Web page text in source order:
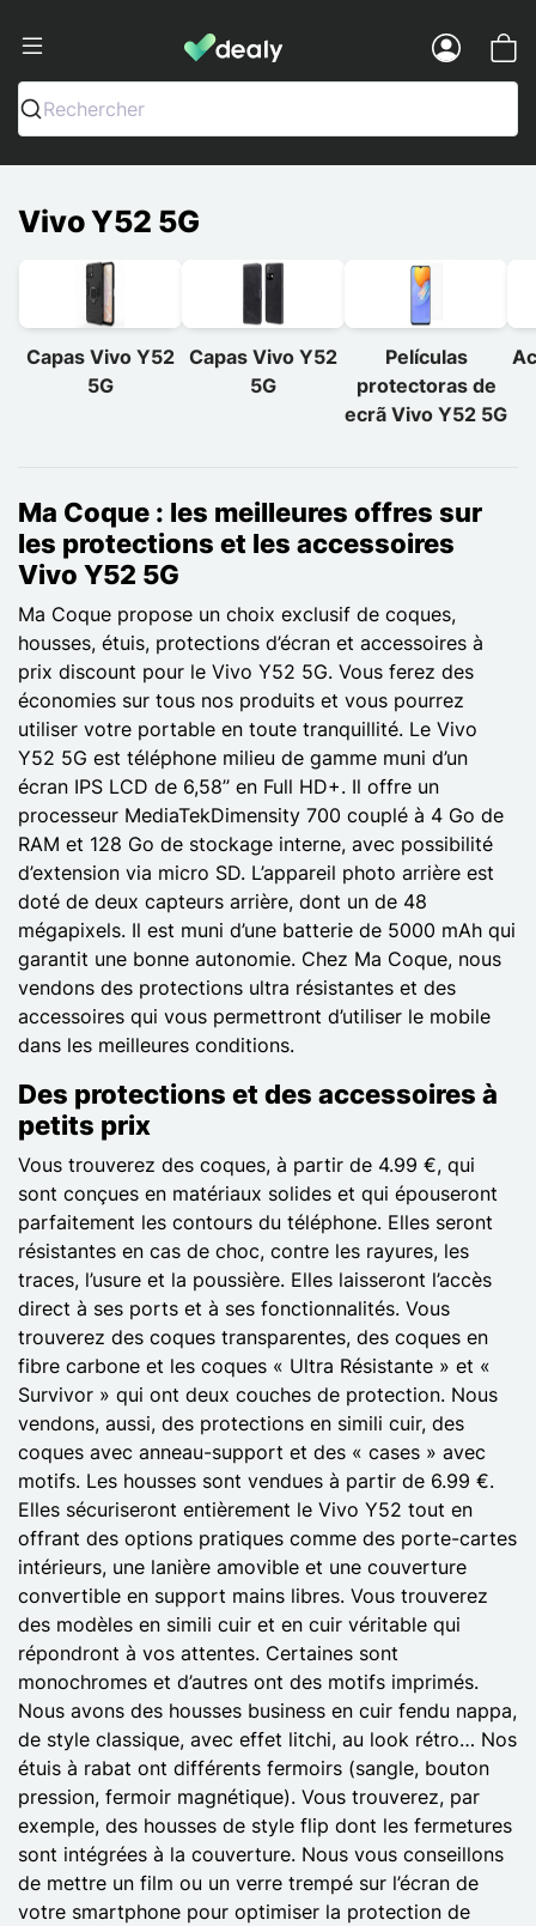
Dealy - Capas e acessórios para
Rechercher
Vivo Y52 5G
Capas Vivo Y52
5G
Capas Vivo Y52
5G
Películas
protectoras de
ecrã Vivo Y52 5G
Ma Coque : les meilleures offres sur
les protections et les accessoires
Vivo Y52 5G
Ma Coque propose un choix exclusif de coques,
housses, étuis, protections d’écran et accessoires à
prix discount pour le Vivo Y52 5G. Vous ferez des
économies sur tous nos produits et vous pourrez
utiliser votre portable en toute tranquillité. Le Vivo
Y52 5G est téléphone milieu de gamme muni d’un
écran IPS LCD de 6,58’’ en Full HD+. Il offre un
processeur MediaTekDimensity 700 couplé à 4 Go de
RAM et 128 Go de stockage interne, avec possibilité
d’extension via micro SD. L’appareil photo arrière est
doté de deux capteurs arrière, dont un de 48
mégapixels. Il est muni d’une batterie de 5000 mAh qui
garantit une bonne autonomie. Chez Ma Coque, nous
vendons des protections ultra résistantes et des
accessoires qui vous permettront d’utiliser le mobile
dans les meilleures conditions.
Des protections et des accessoires à
petits prix
Vous trouverez des coques, à partir de 4.99 €, qui
sont conçues en matériaux solides et qui épouseront
parfaitement les contours du téléphone. Elles seront
résistantes en cas de choc, contre les rayures, les
traces, l’usure et la poussière. Elles laisseront l’accès
direct à ses ports et à ses fonctionnalités. Vous
trouverez des coques transparentes, des coques en
fibre carbone et les coques « Ultra Résistante » et «
Survivor » qui ont deux couches de protection. Nous
vendons, aussi, des protections en simili cuir, des
coques avec anneau-support et des « cases » avec
motifs. Les housses sont vendues à partir de 6.99 €.
Elles sécuriseront entièrement le Vivo Y52 tout en
offrant des options pratiques comme des porte-cartes
intérieurs, une lanière amovible et une couverture
convertible en support mains libres. Vous trouverez
des modèles en simili cuir et en cuir véritable qui
répondront à vos attentes. Certaines sont
monochromes et d’autres ont des motifs imprimés.
Nous avons des housses business en cuir fendu nappa,
de style classique, avec effet litchi, au look rétro… Nos
étuis à rabat ont différents fermoirs (sangle, bouton
pression, fermoir magnétique). Vous trouverez, par
exemple, des housses de style flip dont les fermetures
sont intégrées à la couverture. Nous vous conseillons
de mettre un film ou un verre trempé sur l’écran de
votre smartphone pour optimiser la protection de